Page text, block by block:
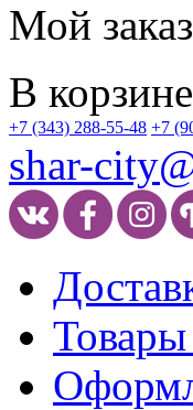
Мой заказ
В
+7 (343) 288-55-48 +7
shar-
Товары